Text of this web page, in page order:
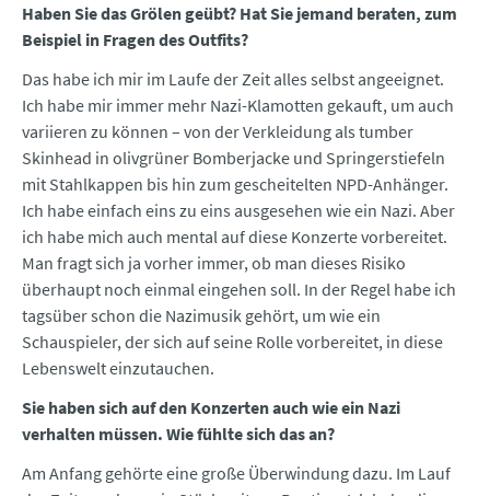
Haben Sie das Grölen geübt? Hat Sie jemand beraten, zum
Beispiel in Fragen des Outfits?
Das habe ich mir im Laufe der Zeit alles selbst angeeignet.
Ich habe mir immer mehr Nazi-Klamotten gekauft, um auch
variieren zu können – von der Verkleidung als tumber
Skinhead in olivgrüner Bomberjacke und Springerstiefeln
mit Stahlkappen bis hin zum gescheitelten NPD-Anhänger.
Ich habe einfach eins zu eins ausgesehen wie ein Nazi. Aber
ich habe mich auch mental auf diese Konzerte vorbereitet.
Man fragt sich ja vorher immer, ob man dieses Risiko
überhaupt noch einmal eingehen soll. In der Regel habe ich
tagsüber schon die Nazimusik gehört, um wie ein
Schauspieler, der sich auf seine Rolle vorbereitet, in diese
Lebenswelt einzutauchen.
Sie haben sich auf den Konzerten auch wie ein Nazi
verhalten müssen. Wie fühlte sich das an?
Am Anfang gehörte eine große Überwindung dazu. Im Lauf